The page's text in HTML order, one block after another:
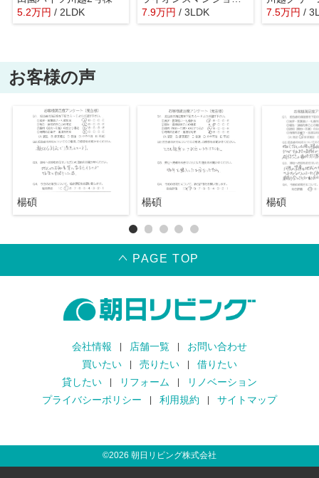
5.2万円 / 2LDK
7.9万円 / 3LDK 7.5万円 /
お客様の声
楊碩 楊碩 楊碩
PAGE TOP
会社情報 店舗一覧
お問い合わせ
買いたい
売りたい
借りたい
貸したい
リフォーム
リノベーション
プライバシーポリシー
利用規約 サイトマップ
©2026 朝日リビング株式会社